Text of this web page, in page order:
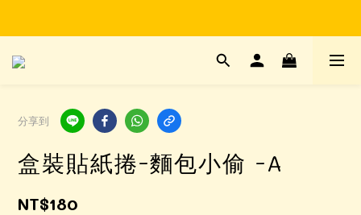
Time to enjoy STATIONERY!
分享到
盒裝貼紙捲-麵包小偷 -A
NT$180